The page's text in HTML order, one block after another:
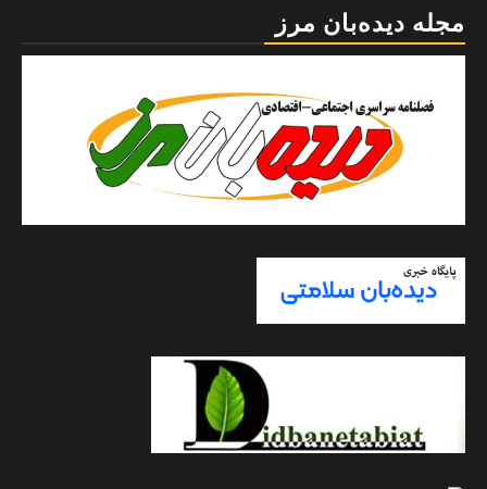
مجله دیده‌بان مرز